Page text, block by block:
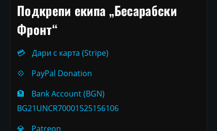
Подкрепи екипа „Бесарабски
Фронт“
💳
Дари с карта (Stripe)
💠
PayPal Donation
🏦
Bank Account (BGN)
BG21UNCR70001525156106
💎
Patreon